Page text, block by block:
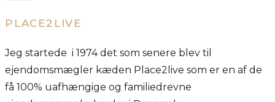
PLACE2LIVE
Jeg startede i 1974 det som senere blev til
ejendomsmægler kæden Place2live som er en af de
få 100% uafhængige og familiedrevne